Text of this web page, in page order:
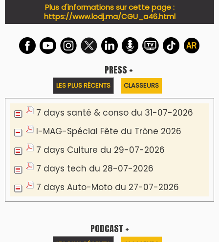
Plus d'informations sur cette page :
https://www.lodj.ma/CGU_a46.html
PRESS +
LES PLUS RÉCENTS CLASSEURS
7 days santé & conso du 31-07-2026
I-MAG-Spécial Fête du Trône 2026
7 days Culture du 29-07-2026
7 days tech du 28-07-2026
7 days Auto-Moto du 27-07-2026
PODCAST +